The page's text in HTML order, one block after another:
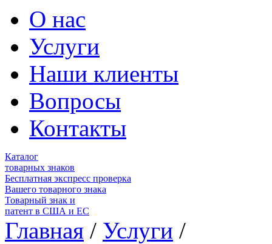
О нас
Услуги
Наши клиенты
Вопросы
Контакты
Каталог
товарных знаков
Бесплатная экспресс проверка
Вашего товарного знака
Товарный знак и
патент в США и ЕС
Главная / Услуги /